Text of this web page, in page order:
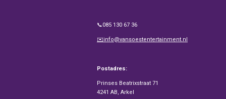
📞085 130 67 36
✉️info@vansoestentertainment.nl
Postadres:
Prinses Beatrixstraat 71
4241 AB, Arkel